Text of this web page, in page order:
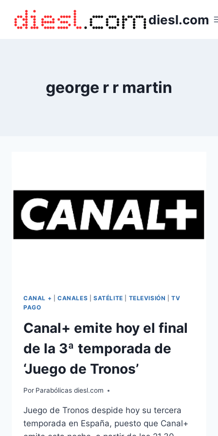
contenido
diesl.com
george r r martin
CANAL + CANALES SATÉLITE TELEVISIÓN |TV
PAGO
Canal+ emite hoy el final
de la 3ª temporada de
‘Juego de Tronos’
Por Parabólicas diesl.com
Juego de Tronos despide hoy su tercera
temporada en España, puesto que Canal+